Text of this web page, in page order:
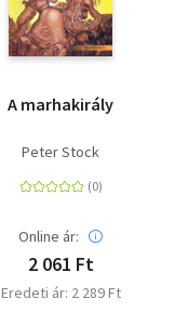
A marhakirály
Peter Stock
Online ár:
2 061 Ft
Eredeti ár: 2 289 Ft